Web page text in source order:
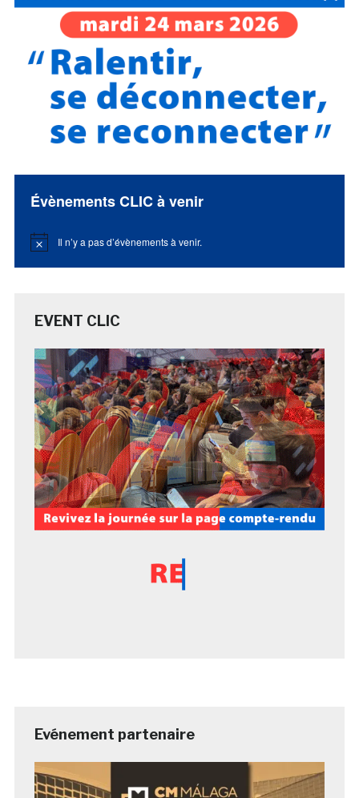
Évènements CLIC à venir
Notice Il n’y a pas d’évènements à venir.
EVENT CLIC
Evénement partenaire